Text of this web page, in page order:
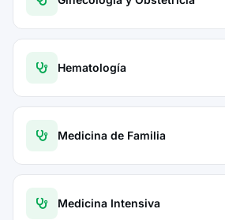
Hematología
Medicina de Familia
Medicina Intensiva